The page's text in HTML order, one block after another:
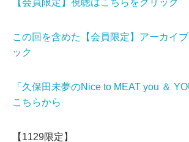
【会員限定】視聴はこちらをクリック
この回を含めた【会員限定】アーカイ
ック
「久保田未夢のNice to MEAT you ＆
こちらから
【1129限定】